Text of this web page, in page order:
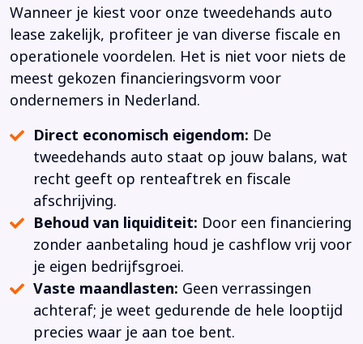
Wanneer je kiest voor onze tweedehands auto
lease zakelijk, profiteer je van diverse fiscale en
operationele voordelen. Het is niet voor niets de
meest gekozen financieringsvorm voor
ondernemers in Nederland.
Direct economisch eigendom: De
tweedehands auto staat op jouw balans, wat
recht geeft op renteaftrek en fiscale
afschrijving.
Behoud van liquiditeit: Door een financiering
zonder aanbetaling houd je cashflow vrij voor
je eigen bedrijfsgroei.
Vaste maandlasten: Geen verrassingen
achteraf; je weet gedurende de hele looptijd
precies waar je aan toe bent.